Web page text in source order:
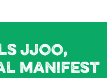
JJOO,
manifest